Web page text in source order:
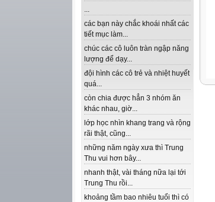
...
các bạn này chắc khoái nhất các
tiết mục làm...
chúc các cô luôn tràn ngập năng
lượng để dạy...
đội hình các cô trẻ và nhiệt huyết
quá...
còn chia được hẳn 3 nhóm ăn
khác nhau, giờ...
lớp học nhìn khang trang và rộng
rãi thật, cũng...
những năm ngày xưa thì Trung
Thu vui hơn bây...
nhanh thật, vài tháng nữa lại tới
Trung Thu rồi...
khoảng tầm bao nhiêu tuổi thì có